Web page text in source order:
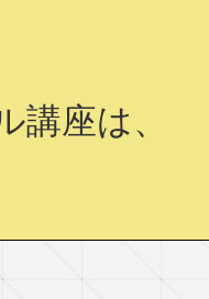
講座は、